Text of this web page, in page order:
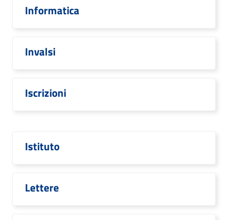
Informatica
Invalsi
Iscrizioni
Istituto
Lettere